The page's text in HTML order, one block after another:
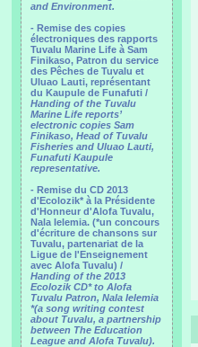
and Environment.
- Remise des copies
électroniques des rapports
Tuvalu Marine Life à Sam
Finikaso, Patron du service
des Pêches de Tuvalu et
Uluao Lauti, représentant
du Kaupule de Funafuti /
Handing of the Tuvalu
Marine Life reports’
electronic copies Sam
Finikaso, Head of Tuvalu
Fisheries and Uluao Lauti,
Funafuti Kaupule
representative.
- Remise du CD 2013
d'Ecolozik* à la Présidente
d'Honneur d'Alofa Tuvalu,
Nala Ielemia. (*un concours
d'écriture de chansons sur
Tuvalu, partenariat de la
Ligue de l'Enseignement
avec Alofa Tuvalu) /
Handing of the 2013
Ecolozik CD* to Alofa
Tuvalu Patron, Nala Ielemia
*(a song writing contest
about Tuvalu, a partnership
between The Education
League and Alofa Tuvalu).